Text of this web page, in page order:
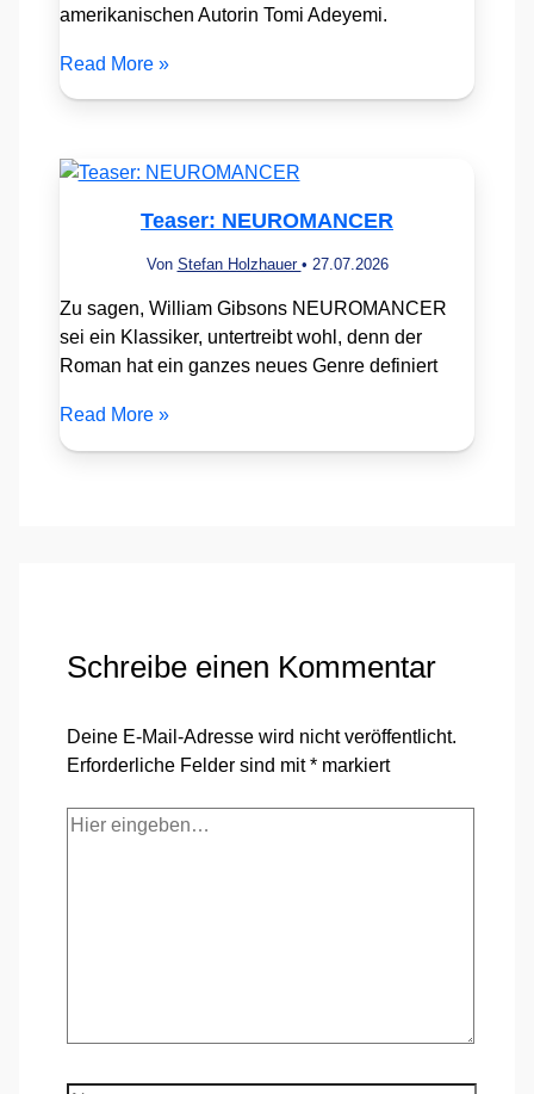
amerikanischen Autorin Tomi Adeyemi.
Read More »
Teaser: NEUROMANCER
Von Stefan Holzhauer • 27.07.2026
Zu sagen, William Gibsons NEUROMANCER
sei ein Klassiker, untertreibt wohl, denn der
Roman hat ein ganzes neues Genre definiert
Read More »
Schreibe einen Kommentar
Deine E-Mail-Adresse wird nicht veröffentlicht.
Erforderliche Felder sind mit* markiert
Hier